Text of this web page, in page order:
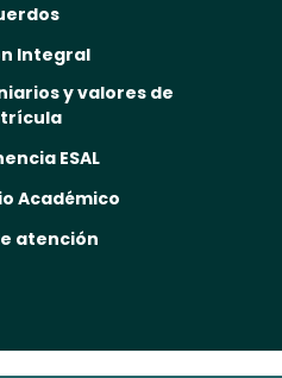
Integral
y valores de
ESAL
Académico
atención